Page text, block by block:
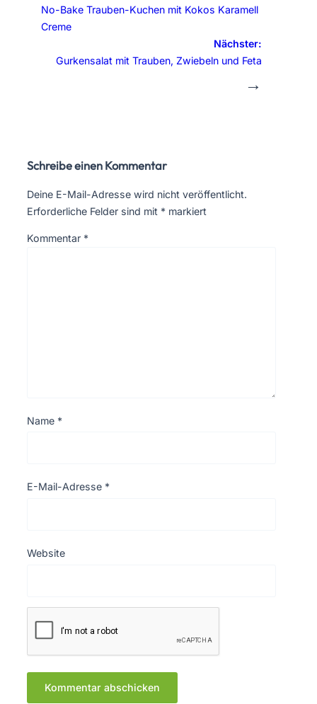
No-Bake Trauben-Kuchen mit Kokos Karamell
Creme
Nächster:
Gurkensalat mit Trauben, Zwiebeln und Feta
→
Schreibe einen Kommentar
Deine E-Mail-Adresse wird nicht veröffentlicht.
Erforderliche Felder sind mit * markiert
Kommentar *
Name *
E-Mail-Adresse *
Website